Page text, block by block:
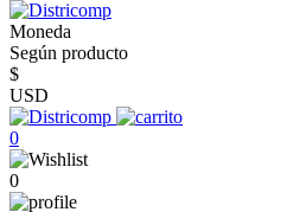
Moneda
Según producto
$
USD
0
0